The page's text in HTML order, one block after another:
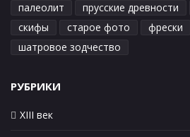
палеолит
прусские древности
скифы
старое фото
фрески
шатровое зодчество
РУБРИКИ
XIII век